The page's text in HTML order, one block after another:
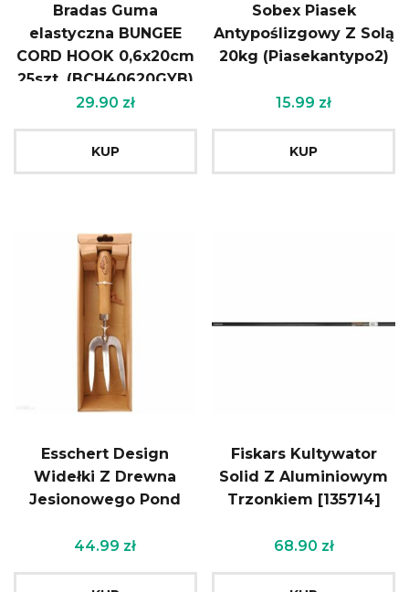
Bradas Guma
elastyczna BUNGEE
CORD HOOK 0,6x20cm
25szt. (BCH40620GYB)
29.90 zł
KUP
Sobex Piasek
Antypoślizgowy Z Solą
20kg (Piasekantypo2)
15.99 zł
KUP
Esschert Design
Widełki Z Drewna
Jesionowego Pond
44.99 zł
Fiskars Kultywator
Solid Z Aluminiowym
Trzonkiem [135714]
68.90 zł